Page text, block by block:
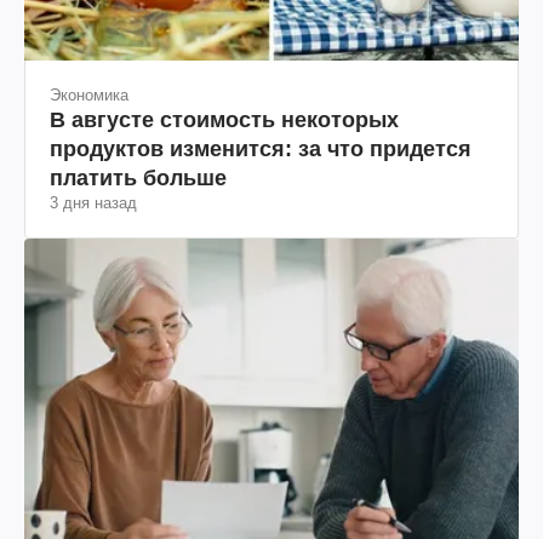
Экономика
В августе стоимость некоторых
продуктов изменится: за что придется
платить больше
3 дня назад